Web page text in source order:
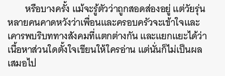
หรือบางครั้ง แม้จะรู้ตัวว่าถูกสอดส่องอยู่ แต่วัยรุ่น
หลายคนคาดหวังว่าเพื่อนและครอบครัวจะเข้าใจและ
เคารพบริบททางสังคมที่แตกต่างกัน และแยกแยะได้ว่า
เนื้อหาส่วนใดตั้งใจเขียนให้ใครอ่าน แต่นั่นก็ไม่เป็นผล
เสมอไป